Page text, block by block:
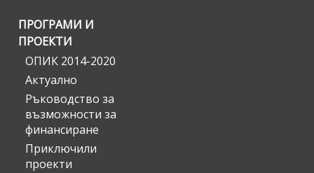
ПРОГРАМИ И
ПРОЕКТИ
ОПИК 2014-2020
Актуално
Ръководство за
възможности за
финансиране
Приключили
проекти